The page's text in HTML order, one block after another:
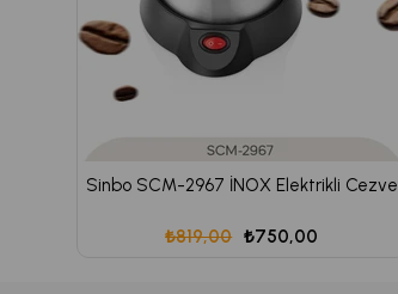
Sinbo SCM-2967 İNOX Elektrikli Cezve
₺750,00
₺819,00